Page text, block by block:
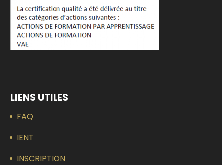
LIENS UTILES
FAQ
IENT
INSCRIPTION